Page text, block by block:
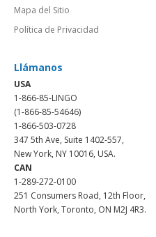
Mapa del Sitio
Política de Privacidad
Llámanos
USA
1-866-85-LINGO
(1-866-85-54646)
1-866-503-0728
347 5th Ave, Suite 1402-557,
New York, NY 10016, USA.
CAN
1-289-272-0100
251 Consumers Road, 12th Floor,
North York, Toronto, ON M2J 4R3.